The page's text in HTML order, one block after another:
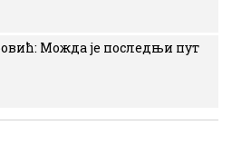
Можда је последњи пут